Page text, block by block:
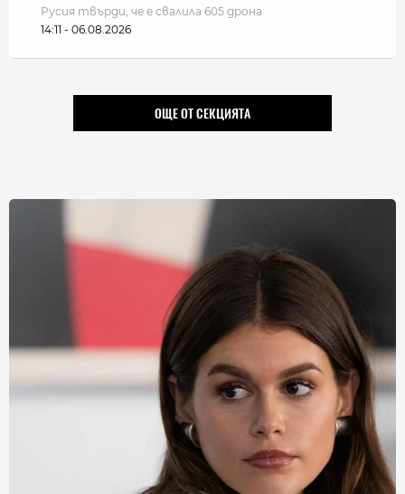
Русия твърди, че е свалила 605 дрона
14:11 - 06.08.2026
ОЩЕ ОТ СЕКЦИЯТА